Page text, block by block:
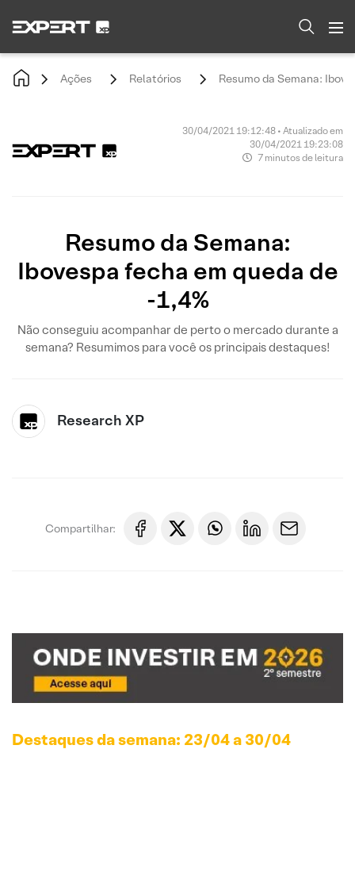
Ações Relatórios Resumo da Semana:
30/04/2021 19:12:48 • Atualizado em
30/04/2021 19:23:08
7 minutos de leitura
Resumo da Semana:
Ibovespa fecha em queda de
-1,4%
Não conseguiu acompanhar de perto o mercado durante a
semana? Resumimos para você os principais destaques!
Research XP
Compartilhar:
Destaques da semana: 23/04 a 30/04